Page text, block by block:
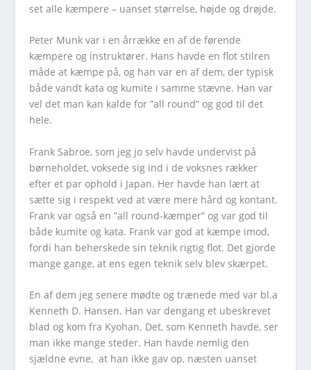
set alle kæmpere – uanset størrelse, højde og drøjde.
Peter Munk var i en årrække en af de førende
kæmpere og instruktører. Hans havde en flot stilren
måde at kæmpe på, og han var en af dem, der typisk
både vandt kata og kumite i samme stævne. Han var
vel det man kan kalde for ”all round” og god til det
hele.
Frank Sabroe, som jeg jo selv havde undervist på
børneholdet, voksede sig ind i de voksnes rækker
efter et par ophold i Japan. Her havde han lært at
sætte sig i respekt ved at være mere hård og kontant.
Frank var også en ”all round-kæmper” og var god til
både kumite og kata. Frank var god at kæmpe imod,
fordi han beherskede sin teknik rigtig flot. Det gjorde
mange gange, at ens egen teknik selv blev skærpet.
En af dem jeg senere mødte og trænede med var bl.a
Kenneth D. Hansen. Han var dengang et ubeskrevet
blad og kom fra Kyohan. Det, som Kenneth havde, ser
man ikke mange steder. Han havde nemlig den
sjældne evne, at han ikke gav op, næsten uanset